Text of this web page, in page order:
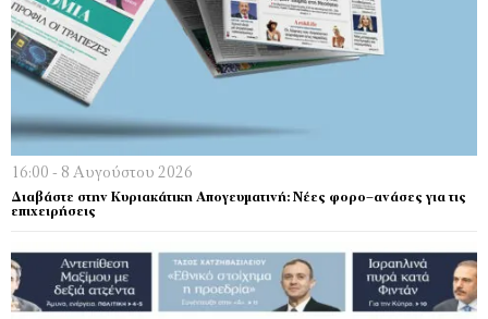
16:00 - 8 Αυγούστου 2026
Διαβάστε στην Κυριακάτικη Απογευματινή: Νέες φορο–ανάσες για τις
επιχειρήσεις